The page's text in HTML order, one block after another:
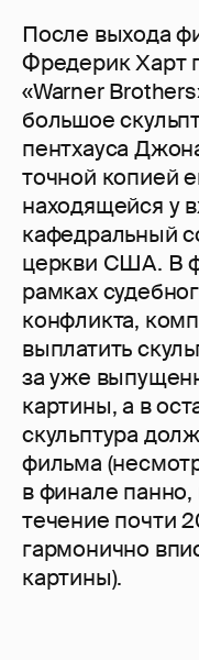
После выхода
Фредерик Харт
«Warner
большое
пентхауса
точной копией
находящейся у
кафедральный
церкви США. В
рамках
конфликта,
выплатить
за уже
картины, а в
скульптура
фильма
в финале
течение почти
гармонично
картины).